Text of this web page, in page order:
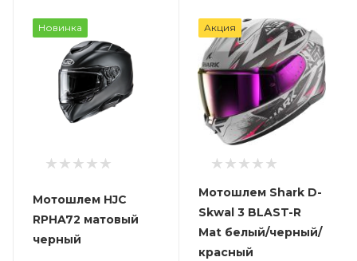
Новинка
Мотошлем HJC
RPHA72 матовый
черный
Акция
Мотошлем Shark D-
Skwal 3 BLAST-R
Mat белый/черный/
красный